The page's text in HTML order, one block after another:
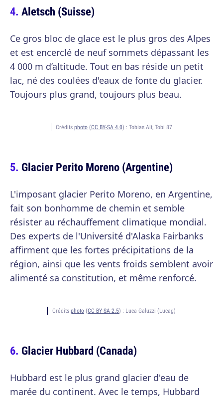
Aletsch (Suisse)
Ce gros bloc de glace est le plus gros des Alpes
et est encerclé de neuf sommets dépassant les
4 000 m d’altitude. Tout en bas réside un petit
lac, né des coulées d'eaux de fonte du glacier.
Toujours plus grand, toujours plus beau.
Crédits photo (CC BY-SA 4.0) : Tobias Alt, Tobi 87
Glacier Perito Moreno (Argentine)
L'imposant glacier Perito Moreno, en Argentine,
fait son bonhomme de chemin et semble
résister au réchauffement climatique mondial.
Des experts de l'Université d'Alaska Fairbanks
affirment que les fortes précipitations de la
région, ainsi que les vents froids semblent avoir
alimenté sa constitution, et même renforcé.
Crédits photo (CC BY-SA 2.5) : Luca Galuzzi (Lucag)
Glacier Hubbard (Canada)
Hubbard est le plus grand glacier d'eau de
marée du continent. Avec le temps, Hubbard